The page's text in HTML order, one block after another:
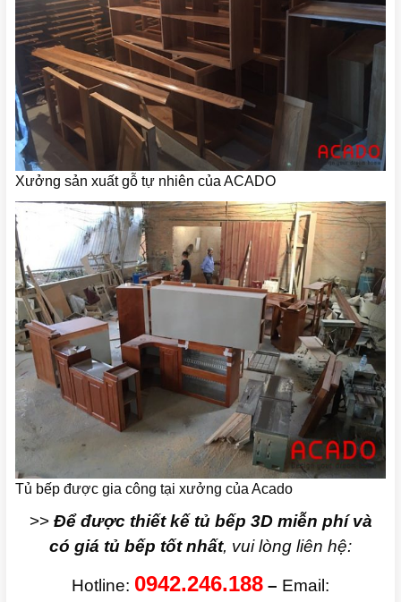
Xưởng sản xuất gỗ tự nhiên của ACADO
Tủ bếp được gia công tại xưởng của Acado
>>Để được thiết kế tủ bếp 3D miễn phí và
có giá tủ bếp tốt nhất, vui lòng liên hệ:
Hotline: 0942.246.188 – Email: